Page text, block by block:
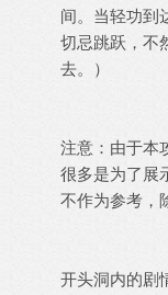
间。当轻功到
切忌跳跃，不
去。）
注意：由于本
很多是为了展
不作为参考，
开头洞内的剧